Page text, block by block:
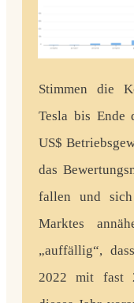
Stimmen die
Tesla bis Ende
US$
das
fallen und
Marktes
„auffällig“,
2022 mit fast